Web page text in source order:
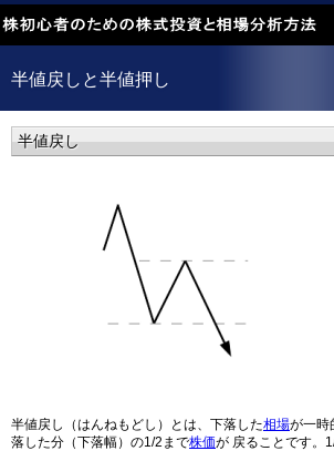
半値戻しと半値押し
半値戻し
半値戻し（はんねもどし）とは、下落した相場が一時
落した分（下落幅）の1/2まで株価が 戻ることです。